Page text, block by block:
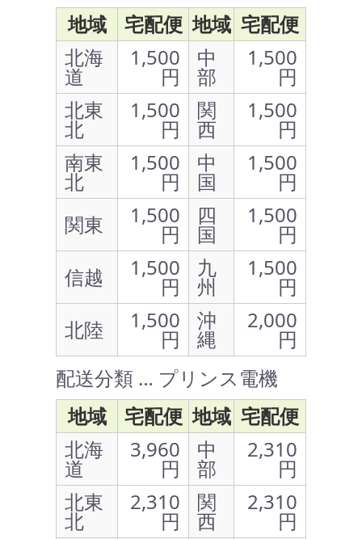
地域
宅配便 地域 宅配便
北海
道
1,500
円
中
部
1,500
円
北東
北
1,500
円
関
西
1,500
円
南東
北
1,500
円
中
国
1,500
円
関東
1,500
円
四
国
1,500
円
信越
1,500
円
九
州
1,500
円
北陸
1,500
円
沖
縄
2,000
円
配送分類 … プリンス電機
地域
宅配便 地域 宅配便
北海
道
3,960
円
中
部
2,310
円
北東
北
2,310
円
関
西
2,310
円